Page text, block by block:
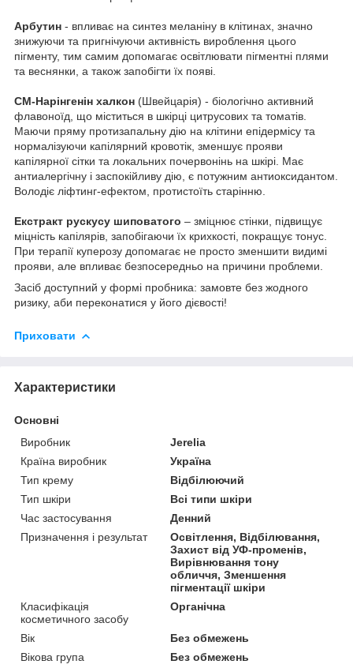
Арбутин - впливає на синтез меланіну в клітинах, значно
знижуючи та пригнічуючи активність вироблення цього
пігменту, тим самим допомагає освітлювати пігментні плями
та веснянки, а також запобігти їх появі.
СМ-Нарінгенін халкон (Швейцарія) - біологічно активний
флавоноїд, що міститься в шкірці цитрусових та томатів.
Маючи пряму протизапальну дію на клітини епідермісу та
нормалізуючи капілярний кровотік, зменшує прояви
капілярної сітки та локальних почервонінь на шкірі. Має
антиалергічну і заспокійливу дію, є потужним антиоксидантом.
Володіє ліфтинг-ефектом, протистоїть старінню.
Екстракт рускусу шиповатого – зміцнює стінки, підвищує
міцність капілярів, запобігаючи їх крихкості, покращує тонус.
При терапії куперозу допомагає не просто зменшити видимі
прояви, але впливає безпосередньо на причини проблеми.
Засіб доступний у формі пробника: замовте без жодного
ризику, аби переконатися у його дієвості!
Приховати
Характеристики
Основні
Виробник
Jerelia
Країна виробник
Україна
Тип крему
Відбілюючий
Тип шкіри
Всі типи шкіри
Час застосування
Денний
Призначення і результат
Освітлення, Відбілювання,
Захист від УФ-променів,
Вирівнювання тону
обличчя, Зменшення
пігментації шкіри
Класифікація
косметичного засобу
Органічна
Вік
Без обмежень
Вікова група
Без обмежень